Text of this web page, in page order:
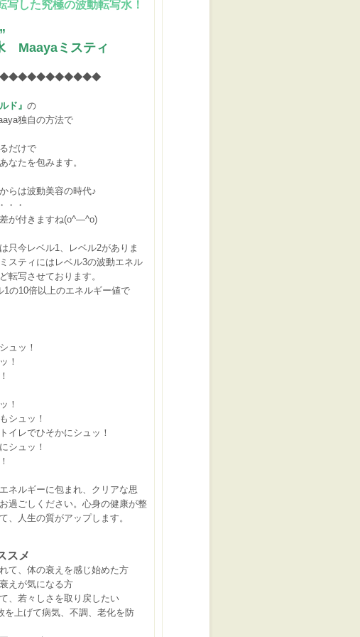
究極の波動転写水！
ミスティ
ド』 の
独自の方法で
だけで
なたを包みます。
らは波動美容の時代♪
・・
が付きますね(o^―^o)
只今レベル1、レベル2がありま
スティにはレベル3の波動エネル
転写させております。
の10倍以上のエネルギー値で
ュッ！
！
！
シュッ！
イレでひそかにシュッ！
シュッ！
ネルギーに包まれ、クリアな思
過ごしください。心身の健康が整
、
人生の質がアップします。
スメ
て、体の衰えを感じ始めた方
えが気になる方
、若々しさを取り戻したい
を上げて病気、不調、老化を防